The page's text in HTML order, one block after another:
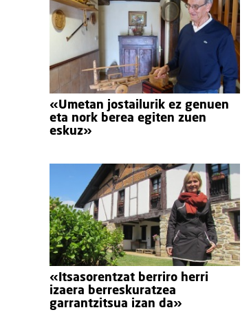
«Umetan jostailurik ez genuen
eta nork berea egiten zuen
eskuz»
«Itsasorentzat berriro herri
izaera berreskuratzea
garrantzitsua izan da»